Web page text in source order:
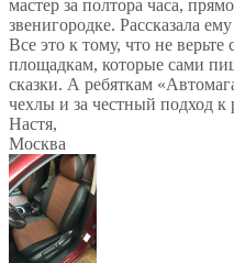
мастер за полтора часа,
звенигородке. Рассказала
Все это к тому, что не
площадкам, которые сами
сказки. А ребяткам
чехлы и за честный подход к
Настя,
Москва